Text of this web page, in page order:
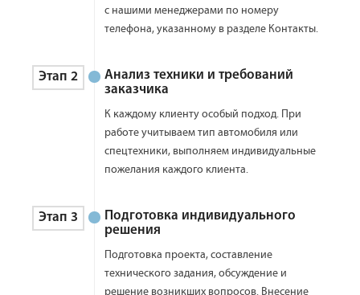
с нашими менеджерами по номеру
телефона, указанному в разделе Контакты.
Этап 2
Анализ техники и требований
заказчика
К каждому клиенту особый подход. При
работе учитываем тип автомобиля или
спецтехники, выполняем индивидуальные
пожелания каждого клиента.
Этап 3
Подготовка индивидуального
решения
Подготовка проекта, составление
технического задания, обсуждение и
решение возникших вопросов. Внесение